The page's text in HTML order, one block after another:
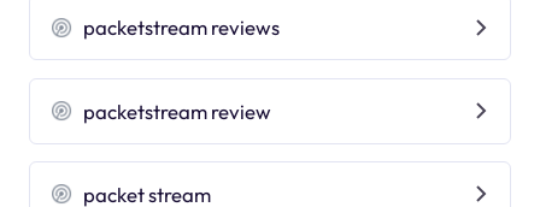
packetstream reviews
packetstream review
packet stream